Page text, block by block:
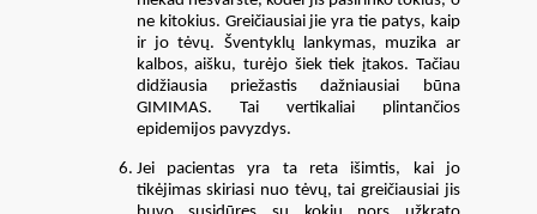
ne kitokius. Greičiausiai jie yra tie patys, kaip
ir jo tėvų. Šventyklų lankymas, muzika ar
kalbos, aišku, turėjo šiek tiek įtakos. Tačiau
didžiausia priežastis dažniausiai būna
GIMIMAS. Tai vertikaliai plintančios
epidemijos pavyzdys.
Jei pacientas yra ta reta išimtis, kai jo
tikėjimas skiriasi nuo tėvų, tai greičiausiai jis